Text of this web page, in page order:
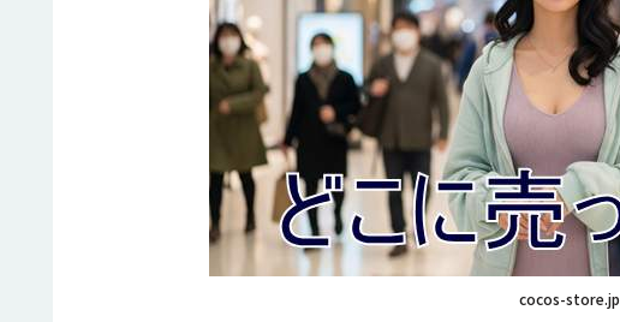
cocos-store.jp